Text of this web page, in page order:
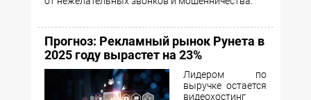
Прогноз: Рекламный рынок Рунета в
2025 году вырастет на 23%
Лидером по
выручке остается
видеохостинг